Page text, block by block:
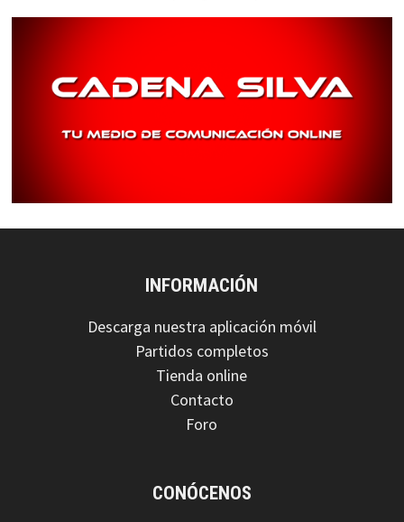
INFORMACIÓN
Descarga nuestra aplicación móvil
Partidos completos
Tienda online
Contacto
Foro
CONÓCENOS